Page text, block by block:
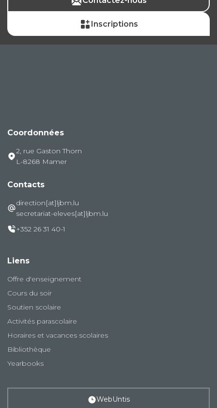
Inscriptions
Coordonnées
2, rue Gaston Thorn
L-8268 Mamer
Contacts
direction[at]ljbm.lu
secretariat-eleves[at]ljbm.lu
+352 26 31 40-1
Liens
Offre d'enseignement
Cours du soir
Soutien scolaire
Activités parascolaire
Horaires et vacances scolaires
Bibliothèque
Yearbooks
WebUntis